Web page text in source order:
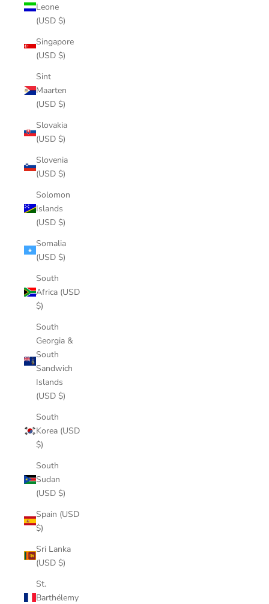
Leone
(USD $)
Singapore
(USD $)
Sint
Maarten
(USD $)
Slovakia
(USD $)
Slovenia
(USD $)
Solomon
Islands
(USD $)
Somalia
(USD $)
South
Africa (USD
$)
South
Georgia &
South
Sandwich
Islands
(USD $)
South
Korea (USD
$)
South
Sudan
(USD $)
Spain (USD
$)
Sri Lanka
(USD $)
St.
Barthélemy